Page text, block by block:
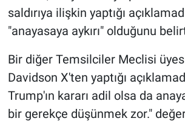
saldırıya ilişkin yaptığı
"anayasaya aykırı" olduğunu
Bir diğer Temsilciler Meclisi
Davidson X'ten yaptığı
Trump'ın kararı adil olsa da
bir gerekçe düşünmek zor."